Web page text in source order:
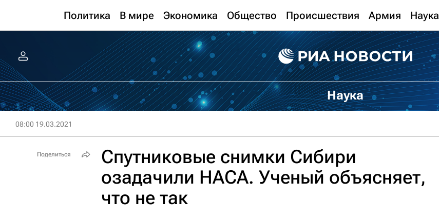
Политика В мире Экономика Общество Происшествия Армия Наука
Наука
08:00 19.03.2021
Спутниковые снимки Сибири
озадачили НАСА. Ученый объясняет,
что не так
Поделиться